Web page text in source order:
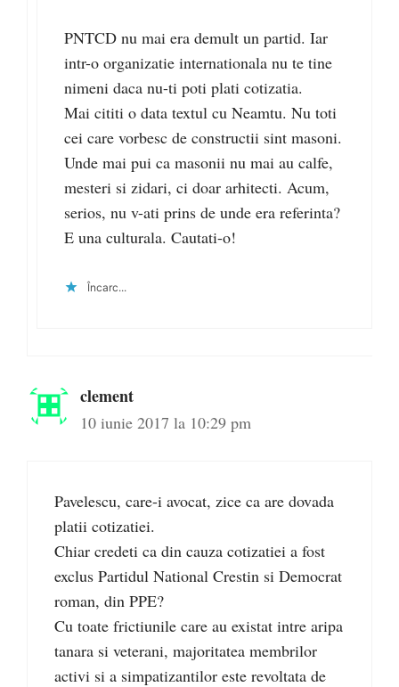
PNTCD nu mai era demult un partid. Iar
intr-o organizatie internationala nu te tine
nimeni daca nu-ti poti plati cotizatia.
Mai cititi o data textul cu Neamtu. Nu toti
cei care vorbesc de constructii sint masoni.
Unde mai pui ca masonii nu mai au calfe,
mesteri si zidari, ci doar arhitecti. Acum,
serios, nu v-ati prins de unde era referinta?
E una culturala. Cautati-o!
Încarc...
clement
10 iunie 2017 la 10:29 pm
Pavelescu, care-i avocat, zice ca are dovada
platii cotizatiei.
Chiar credeti ca din cauza cotizatiei a fost
exclus Partidul National Crestin si Democrat
roman, din PPE?
Cu toate frictiunile care au existat intre aripa
tanara si veterani, majoritatea membrilor
activi si a simpatizantilor este revoltata de